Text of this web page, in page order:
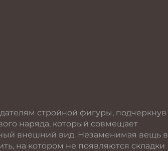
стройной фигуры, подчеркнув
наряда, который совмещает
внешний вид. Незаменимая вещь в
на котором не появляются складки